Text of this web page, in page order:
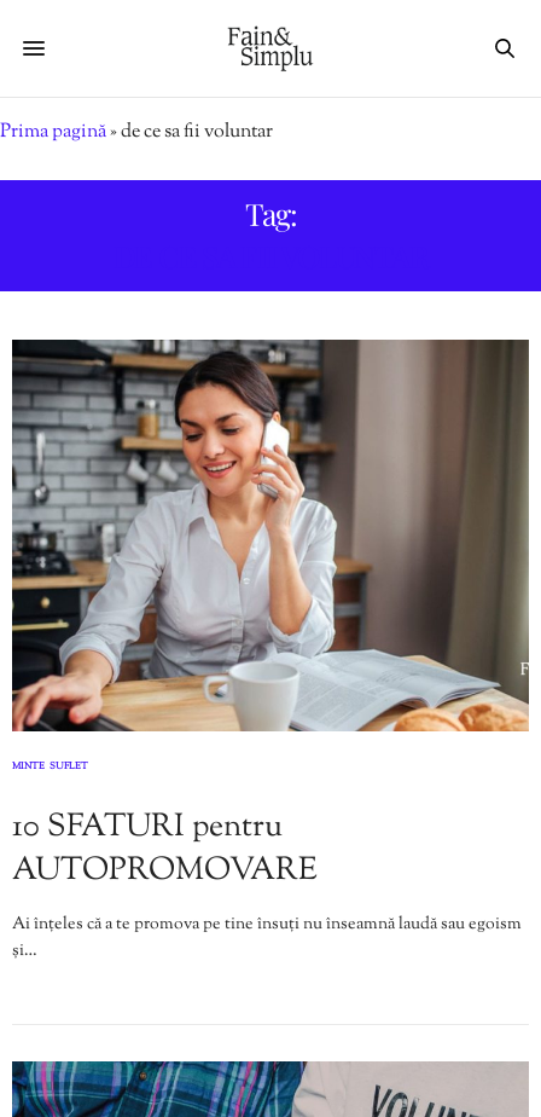
Prima pagină»de ce sa fii voluntar
Tag:
MINTE SUFLET
10 SFATURI pentru
AUTOPROMOVARE
Ai înțeles că a te promova pe tine însuți nu înseamnă laudă sau egoism
și…